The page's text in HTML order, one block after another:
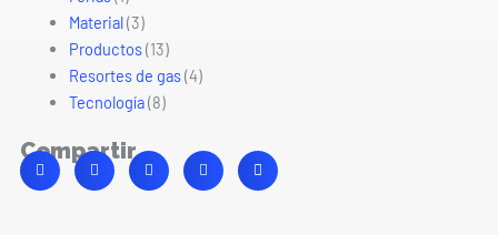
Material(3)
Productos(13)
Resortes de gas(4)
Tecnología(8)
Compartir